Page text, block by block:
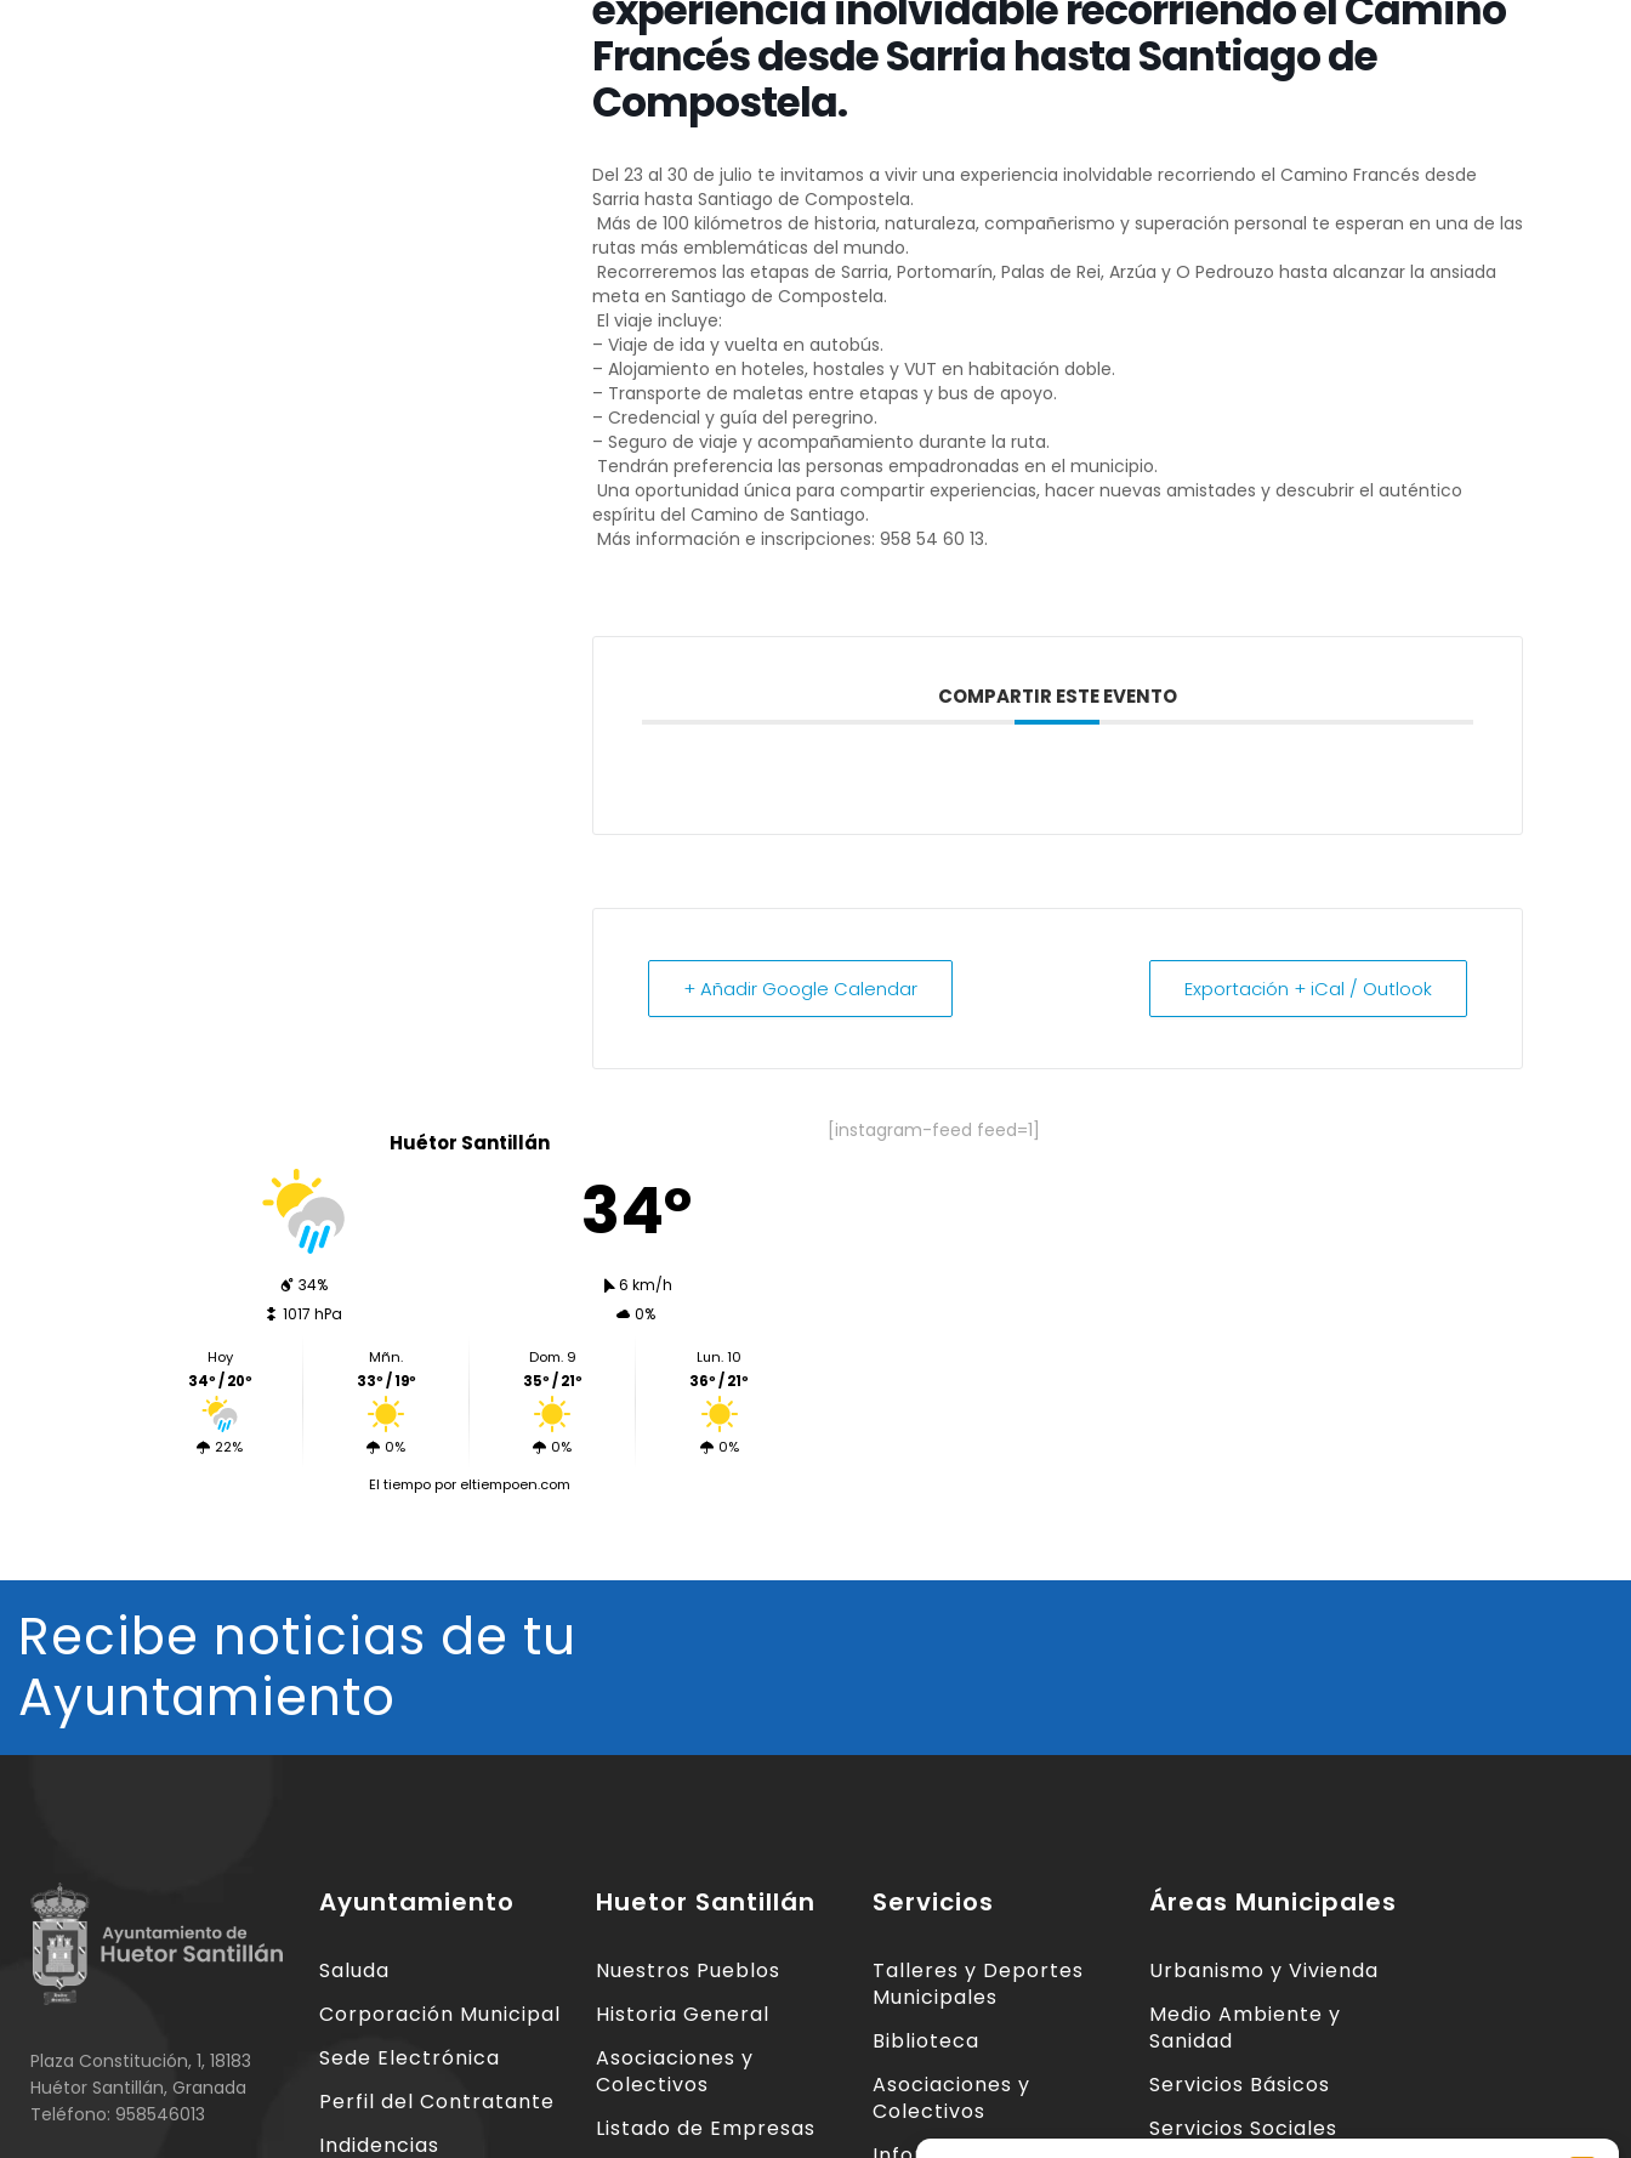
Francés desde Sarria hasta Santiago de
Compostela.
Del 23 al 30 de julio te invitamos a vivir una experiencia inolvidable recorriendo el Camino Francés desde
Sarria hasta Santiago de Compostela.
Más de 100 kilómetros de historia, naturaleza, compañerismo y superación personal te esperan en una de las
rutas más emblemáticas del mundo.
Recorreremos las etapas de Sarria, Portomarín, Palas de Rei, Arzúa y O Pedrouzo hasta alcanzar la ansiada
meta en Santiago de Compostela.
El viaje incluye:
– Viaje de ida y vuelta en autobús.
– ⁠Alojamiento en hoteles, hostales y VUT en habitación doble.
– ⁠Transporte de maletas entre etapas y bus de apoyo.
– ⁠Credencial y guía del peregrino.
– ⁠Seguro de viaje y acompañamiento durante la ruta.
Tendrán preferencia las personas empadronadas en el municipio.
Una oportunidad única para compartir experiencias, hacer nuevas amistades y descubrir el auténtico
espíritu del Camino de Santiago.
Más información e inscripciones: 958 54 60 13.
COMPARTIR ESTE EVENTO
+ Añadir Google Calendar Exportación + iCal / Outlook
Huétor Santillán
34º
34%
6 km/h
1017 hPa
0%
Hoy
34º / 20º
22%
Mñn.
33º / 19º
0%
Dom. 9
35º / 21º
0%
Lun. 10
36º / 21º
0%
El tiempopor eltiempoen.com
[instagram-feed feed=1]
Recibe noticias de tu
Ayuntamiento
Plaza Constitución, 1, 18183
Huétor Santillán, Granada
Teléfono: 958546013
Ayuntamiento
Saluda
Corporación Municipal
Sede Electrónica
Perfil del Contratante
Indidencias
Huetor Santillán
Nuestros Pueblos
Historia General
Asociaciones y
Colectivos
Listado de Empresas
Servicios
Talleres y Deportes
Municipales
Biblioteca
Asociaciones y
Colectivos
Áreas Municipales
Urbanismo y Vivienda
Medio Ambiente y
Sanidad
Servicios Básicos
Servicios Sociales